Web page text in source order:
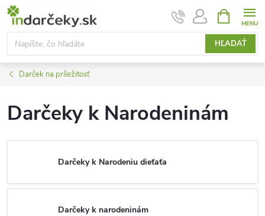
Prejsť
obsah
HĽADAŤ
KOŠÍK
Darček na príležitosť
Darčeky k Narodeninám
Darčeky k Narodeniu dieťaťa
Darčeky k narodeninám